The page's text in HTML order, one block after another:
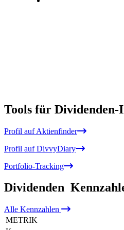
Tools für Dividenden-
Profil auf Aktienfinder
Profil auf DivvyDiary
Portfolio-Tracking
Dividenden
Alle Kennzahlen
METRIK